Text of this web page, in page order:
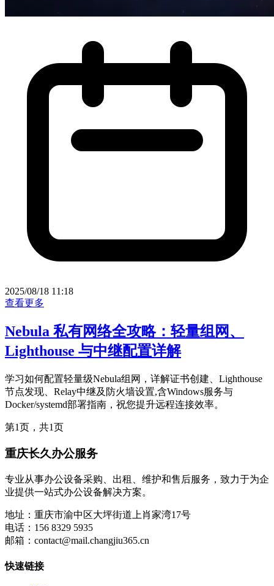
2025/08/18 11:18
查看更多
Nebula 私有网络全攻略：轻量组网、
Lighthouse 与中继配置详解
学习如何配置轻量级Nebula组网，详解证书创建、Lighthouse
节点发现、Relay中继及防火墙设置,含Windows服务与
Docker/systemd部署指南，祝您提升远程连接效率。
第1页，共1页
重庆长久办公服务
专业从事办公设备采购、出租、维护和售后服务，致力于为企
业提供一站式办公设备解决方案。
地址： 重庆市渝中区大坪街道上肖家湾17号
电话： 156 8329 5935
邮箱： contact@mail.changjiu365.cn
快速链接